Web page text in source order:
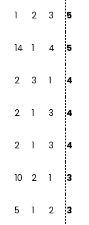
1 2 3 5
14 1 4 5
2 3 1 4
2 1 3 4
2 1 3 4
10 2 1 3
5 1 2 3